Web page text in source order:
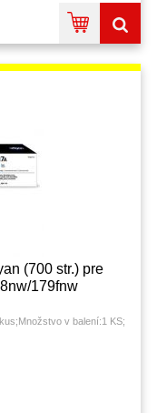
(700 str.) pre
179fnw
v balení:1 KS;